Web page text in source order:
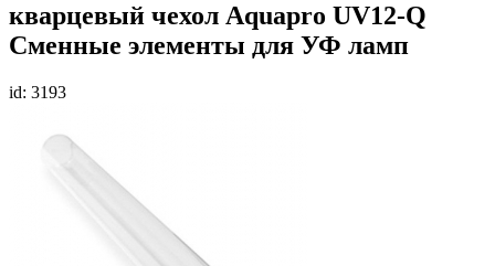
кварцевый чехол Aquapro UV12-Q
Сменные элементы для УФ ламп
id: 3193